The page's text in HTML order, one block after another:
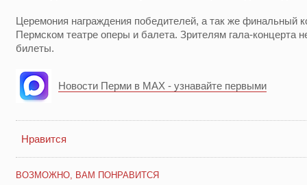
Церемония награждения победителей, а так же финальный
Пермском театре оперы и балета. Зрителям гала-концерта
билеты.
Новости Перми в MAX - узнавайте первыми
Нравится
ВОЗМОЖНО, ВАМ ПОНРАВИТСЯ